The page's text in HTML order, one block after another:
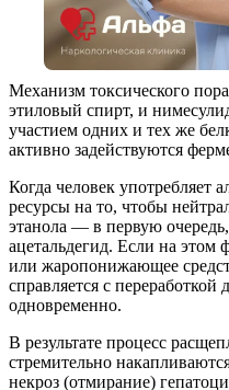
Механизм токсического
этиловый спирт, и
участием одних и тех же
активно задействуются
Когда человек употребляет
ресурсы на то, чтобы
этанола — в первую
ацетальдегид. Если на этом
или жаропонижающее
справляется с
одновременно.
В результате процесс
стремительно
некроз (отмирание)